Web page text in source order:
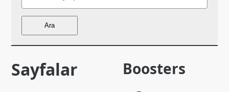
Ara
Ara
Sayfalar Boosters